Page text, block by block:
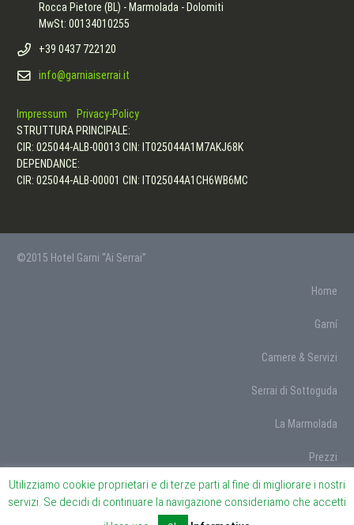
Rocca Pietore (BL) - Marmolada - Dolomiti
MwSt: 00134010255
+39 0437 722120
info@garniaiserrai.it
Impressum
Privacy-Policy
STRUTTURA PRINCIPALE:
CIR: 025044-ALB-00013 CIN: IT025044A1M7AKJ68K
DEPENDANCE:
CIR: 025044-ALB-00001 CIN: IT025044A1CH6WB6MC
©2015 Hotel Garni “Ai Serrai”
Home
Garní
Camere & Servizi
Serrai di Sottoguda
La Marmolada
Prezzi
Dove siamo
Utilizziamo cookie proprietari e di terze parti al fine di migliorare i nostri
servizi. Se decidi di continuare la navigazione consideriamo che accetti